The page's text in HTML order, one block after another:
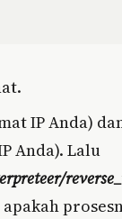
IP Anda)
Anda). Lalu